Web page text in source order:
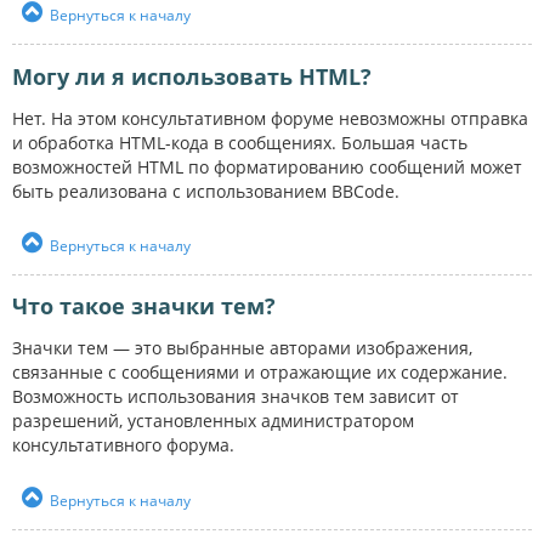
Вернуться к началу
Могу ли я использовать HTML?
Нет. На этом консультативном форуме невозможны отправка
и обработка HTML-кода в сообщениях. Большая часть
возможностей HTML по форматированию сообщений может
быть реализована с использованием BBCode.
Вернуться к началу
Что такое значки тем?
Значки тем — это выбранные авторами изображения,
связанные с сообщениями и отражающие их содержание.
Возможность использования значков тем зависит от
разрешений, установленных администратором
консультативного форума.
Вернуться к началу